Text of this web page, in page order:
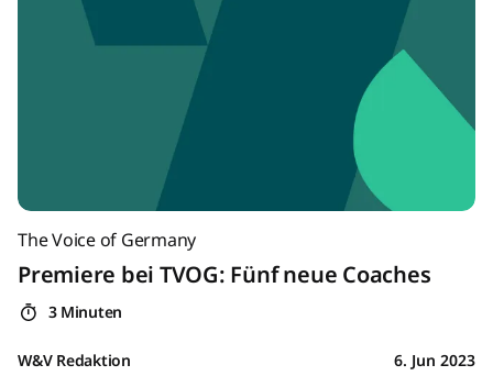
The Voice of Germany
Premiere bei TVOG: Fünf neue Coaches
3 Minuten
W&V Redaktion 6. Jun 2023